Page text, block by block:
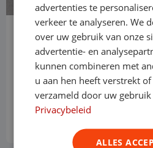
Ford Transit Custom
300 2.0 TDCI L2H1 Trend
Automaat
Diesel Automaat
Levering
Vrije toegang milieuzones tot 2030
advertenties te
verkeer te analyseren. We
over uw gebruik van onze
advertentie- en
kunnen combineren met
u aan hen heeft verstrekt
verzameld door uw
Privacybeleid
ALLES